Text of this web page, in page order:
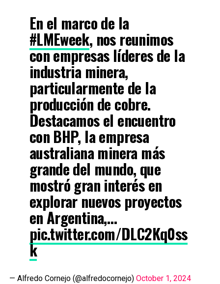
En el marco de la
#LMEweek, nos reunimos
con empresas líderes de la
industria minera,
particularmente de la
producción de cobre.
Destacamos el encuentro
con BHP, la empresa
australiana minera más
grande del mundo, que
mostró gran interés en
explorar nuevos proyectos
en Argentina,…
pic.twitter.com/DLC2Kq0ss
k
— Alfredo Cornejo (@alfredocornejo) October 1, 2024